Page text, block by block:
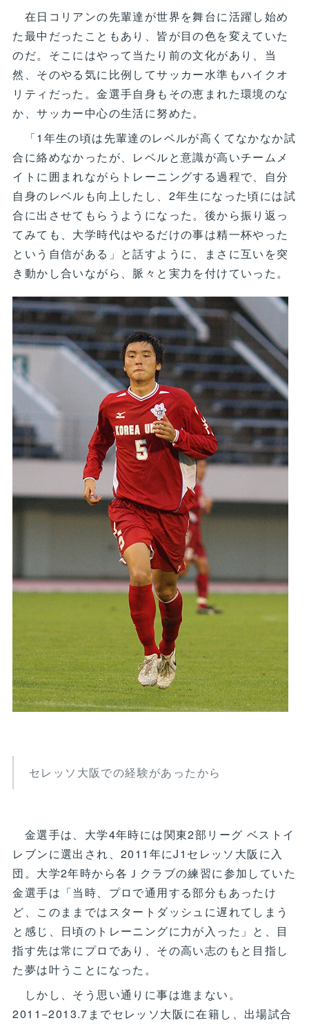
在日コリアンの先輩達が世界を舞台に活躍し始め
た最中だったこともあり、皆が目の色を変えていた
のだ。そこにはやって当たり前の文化があり、当
然、そのやる気に比例してサッカー水準もハイクオ
リティだった。金選手自身もその恵まれた環境のな
か、サッカー中心の生活に努めた。
「1年生の頃は先輩達のレベルが高くてなかなか試
合に絡めなかったが、レベルと意識が高いチームメ
イトに囲まれながらトレーニングする過程で、自分
自身のレベルも向上したし、2年生になった頃には試
合に出させてもらうようになった。後から振り返っ
てみても、大学時代はやるだけの事は精一杯やった
という自信がある」と話すように、まさに互いを突
き動かし合いながら、脈々と実力を付けていった。
セレッソ大阪での経験があったから
金選手は、大学4年時には関東2部リーグ ベストイ
レブンに選出され、2011年にJ1セレッソ大阪に入
団。大学2年時から各Ｊクラブの練習に参加していた
金選手は「当時、プロで通用する部分もあったけ
ど、このままではスタートダッシュに遅れてしまう
と感じ、日頃のトレーニングに力が入った」と、目
指す先は常にプロであり、その高い志のもと目指し
た夢は叶うことになった。
しかし、そう思い通りに事は進まない。
2011−2013.7までセレッソ大阪に在籍し、出場試合